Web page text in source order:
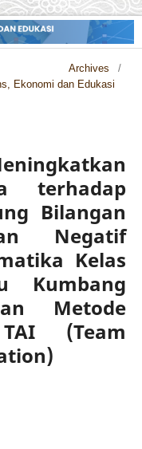
Archives
/
Ekonomi dan Edukasi
terhadap
Bilangan
Negatif
Kelas
Kumbang
Metode
(Team